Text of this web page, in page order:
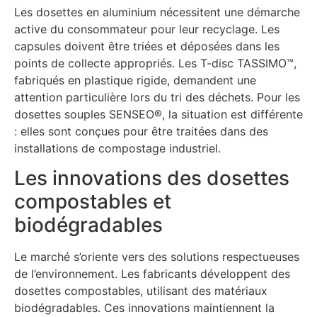
Les dosettes en aluminium nécessitent une démarche
active du consommateur pour leur recyclage. Les
capsules doivent être triées et déposées dans les
points de collecte appropriés. Les T-disc TASSIMO™,
fabriqués en plastique rigide, demandent une
attention particulière lors du tri des déchets. Pour les
dosettes souples SENSEO®, la situation est différente
: elles sont conçues pour être traitées dans des
installations de compostage industriel.
Les innovations des dosettes
compostables et
biodégradables
Le marché s’oriente vers des solutions respectueuses
de l’environnement. Les fabricants développent des
dosettes compostables, utilisant des matériaux
biodégradables. Ces innovations maintiennent la